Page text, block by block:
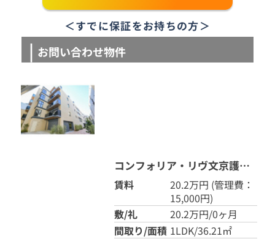
＜すでに保証をお持ちの方＞
お問い合わせ物件
コンフォリア・リヴ文京護国寺 306
賃料 20.2万円 (管理費：
15,000円)
敷/礼
20.2万円/0ヶ月
間取り/面積 1LDK/36.21㎡